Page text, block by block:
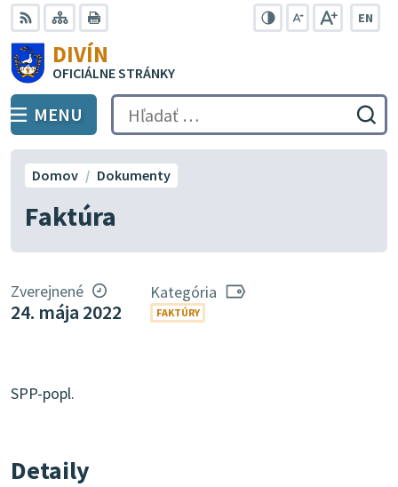
Preskočiť
na
obsah
RSS Mapa
EN
DIVÍN
OFICIÁLNE STRÁNKY
PREPNÚŤ
MENU Hľadať:
Faktúra
Domov Dokumenty
Zverejnené
24. mája 2022
Kategória
FAKTÚRY
SPP-popl.
Detaily